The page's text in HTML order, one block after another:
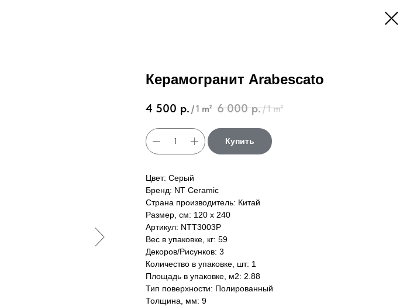
Керамогранит Arabescato
4 500 р. /1 m² 6 000 р./1 m²
Купить
Цвет: Серый
Бренд: NT Ceramic
Страна производитель: Китай
Размер, см: 120 х 240
Артикул: NTT3003P
Вес в упаковке, кг: 59
Декоров/Рисунков: 3
Количество в упаковке, шт: 1
Площадь в упаковке, м2: 2.88
Тип поверхности: Полированный
Толщина, мм: 9